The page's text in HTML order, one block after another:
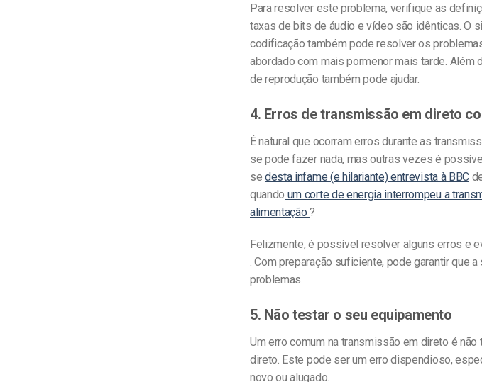
Para resolver este problema, verifique as
taxas de bits de áudio e vídeo são idênticas. O
codificação também pode resolver os
abordado com mais pormenor mais tarde.
de reprodução também pode ajudar.
4. Erros de transmissão em direto
É natural que ocorram erros durante as
se pode fazer nada, mas outras vezes é
sedesta infame (e hilariante) entrevista à BBC
quando um corte de energia interrompeu a
alimentação ?
Felizmente, é possível resolver alguns erros e
.Com preparação suficiente, pode garantir que
problemas.
5. Não testar o seu equipamento
Um erro comum na transmissão em direto é
direto. Este pode ser um erro dispendioso,
novo ou alugado.